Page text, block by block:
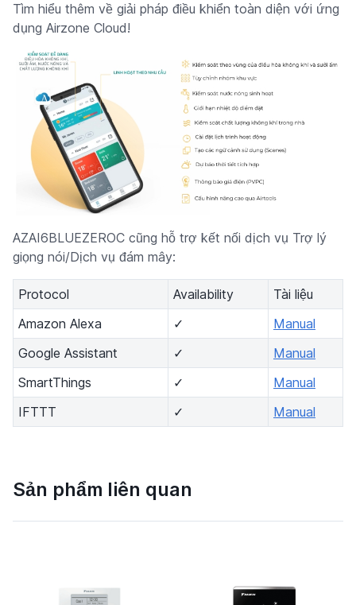
Tìm hiểu thêm về giải pháp điều khiển toàn diện với ứng
dụng Airzone Cloud!
AZAI6BLUEZEROC cũng hỗ trợ kết nối dịch vụ Trợ lý
giọng nói/Dịch vụ đám mây:
Protocol Availability
Tài liệu
Amazon Alexa
✓
Manual
Google Assistant
✓
Manual
SmartThings
✓
Manual
IFTTT
✓ Manual
Sản phẩm liên quan